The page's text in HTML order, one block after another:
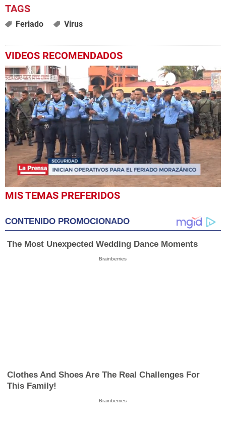
Feriado Virus
VIDEOS RECOMENDADOS
0
seconds
minute,
25
seconds
MIS TEMAS PREFERIDOS
CONTENIDO PROMOCIONADO
The Most Unexpected Wedding Dance Moments
Brainberries
Clothes And Shoes Are The Real Challenges For
This Family!
Brainberries